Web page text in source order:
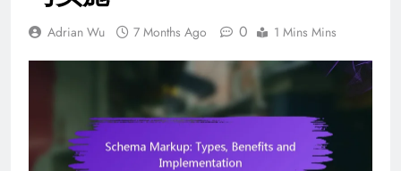
Adrian Wu 7 Months Ago 0 1 Mins Mins